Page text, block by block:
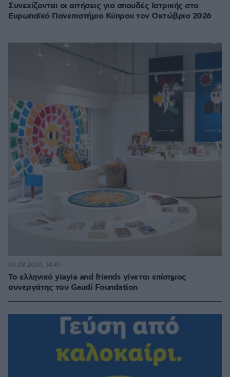
Συνεχίζονται οι αιτήσεις για σπουδές Ιατρικής στο
Ευρωπαϊκό Πανεπιστήμιο Κύπρου τον Οκτώβριο 2026
Το ελληνικό yiayia and friends γίνεται επίσημος
συνεργάτης του Gaudí Foundation
06.08.2026, 14:45